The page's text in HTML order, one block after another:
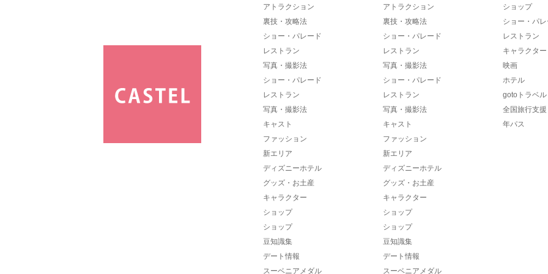
アトラクション
裏技・攻略法
ショー・パレード
レストラン
写真・撮影法
ショー・パレード
レストラン
写真・撮影法
キャスト
ファッション
新エリア
ディズニーホテル
グッズ・お土産
キャラクター
ショップ
ショップ
豆知識集
デート情報
スーベニアメダル
アトラクション
裏技・攻略法
ショー・パレード
レストラン
写真・撮影法
ショー・パレード
レストラン
写真・撮影法
キャスト
ファッション
新エリア
ディズニーホテル
グッズ・お土産
キャラクター
ショップ
ショップ
豆知識集
デート情報
スーベニアメダル
ショップ
ショー・パ
レストラン
キャラクター
映画
ホテル
gotoトラベル
全国旅行支援
年パス